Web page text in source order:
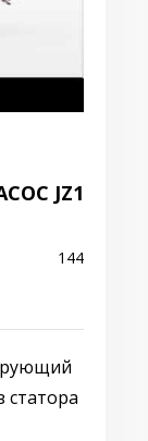
JZ1
144
статора